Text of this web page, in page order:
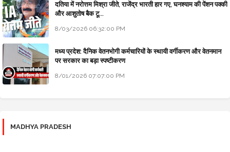
दतिया में नरोत्तम मिश्रा जीते, राजेंद्र भारती हार गए, घनश्याम की पेंशन पक्की
और आशुतोष बैक टू...
8/03/2026 06:32:00 PM
मध्य प्रदेश: दैनिक वेतनभोगी कर्मचारियों के स्थायी वर्गीकरण और वेतनमान
पर सरकार का बड़ा स्पष्टीकरण
8/01/2026 07:07:00 PM
MADHYA PRADESH